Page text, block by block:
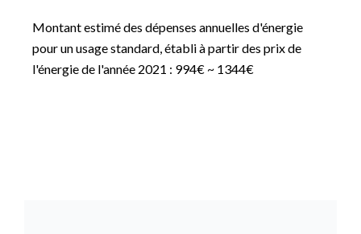
Montant estimé des dépenses annuelles d'énergie
pour un usage standard, établi à partir des prix de
l'énergie de l'année 2021 : 994€ ~ 1344€